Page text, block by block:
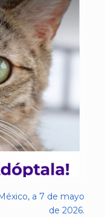
a 7 de mayo
de 2026.